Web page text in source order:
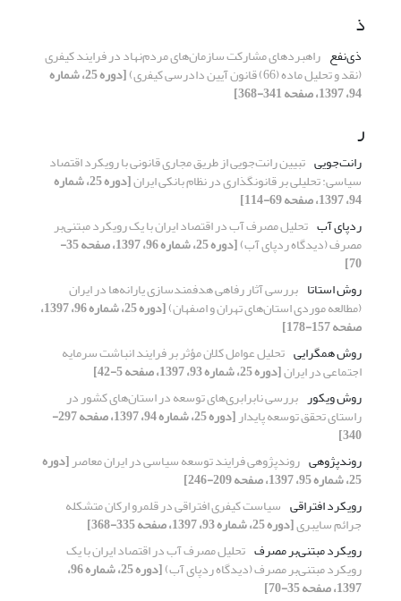
ذ
ذی‌نفع راهبردهای مشارکت سازمان‌های مردم‌نهاد در فرایند کیفری
(نقد و تحلیل ماده (66) قانون آیین دادرسی کیفری) [دوره 25، شماره
94، 1397، صفحه 341-368]
ر
رانت‌جویی تبیین رانت‌جویی از طریق مجاری قانونی با رویکرد اقتصاد
سیاسی: تحلیلی بر قانونگذاری در نظام بانکی ایران [دوره 25، شماره
94، 1397، صفحه 69-114]
ردپای آب تحلیل مصرف آب در اقتصاد ایران با یک رویکرد مبتنی‌بر
مصرف (دیدگاه ردپای آب) [دوره 25، شماره 96، 1397، صفحه 35-
70]
روش استاتا بررسی آثار رفاهی هدفمندسازی یارانه‌ها در ایران
(مطالعه موردی استان‌های تهران و اصفهان) [دوره 25، شماره 96، 1397،
صفحه 157-178]
روش همگرایی تحلیل عوامل کلان مؤثر بر فرایند انباشت سرمایه
اجتماعی در ایران[دوره 25، شماره 93، 1397، صفحه 5-42]
روش ویکور بررسی نابرابری‌های توسعه در استان‌های کشور در
راستای تحقق توسعه پایدار [دوره 25، شماره 94، 1397، صفحه 297-
340]
روندپژوهی روندپژوهی فرایند توسعه سیاسی در ایران معاصر[دوره
25، شماره 95، 1397، صفحه 209-246]
رویکرد افتراقی سیاست کیفری افتراقی در قلمرو ارکان متشکله
جرائم سایبری[دوره 25، شماره 93، 1397، صفحه 335-368]
رویکرد مبتنی‌بر مصرف تحلیل مصرف آب در اقتصاد ایران با یک
رویکرد مبتنی‌بر مصرف (دیدگاه ردپای آب) [دوره 25، شماره 96،
1397، صفحه 35-70]